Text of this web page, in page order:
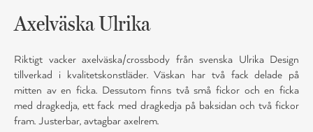
Axelväska Ulrika
Riktigt vacker axelväska/crossbody från svenska Ulrika Design
tillverkad i kvalitetskonstläder. Väskan har två fack delade på
mitten av en ficka. Dessutom finns två små fickor och en ficka
med dragkedja, ett fack med dragkedja på baksidan och två fickor
fram. Justerbar, avtagbar axelrem.